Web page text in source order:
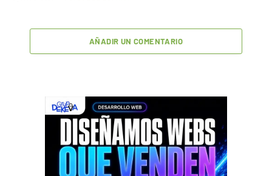
AÑADIR UN COMENTARIO